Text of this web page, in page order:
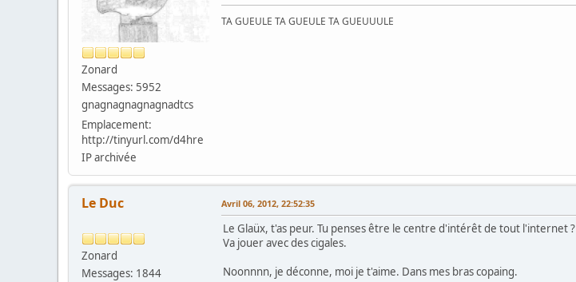
Zonard
Messages: 5952
gnagnagnagnagnadtcs
Emplacement:
http://tinyurl.com/d4hre
IP archivée
TA GUEULE TA GUEULE TA GUEUUULE
Le Duc
Zonard
Messages: 1844
Avril 06, 2012, 22:52:35
Le Glaüx, t'as peur. Tu penses être le centre d'intérêt de tout l'internet ?
Va jouer avec des cigales.
Noonnnn, je déconne, moi je t'aime. Dans mes bras copaing.